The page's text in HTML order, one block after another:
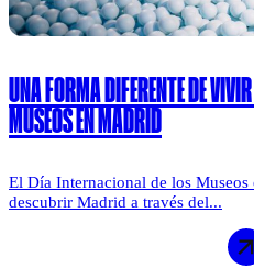
UNA FORMA DIFERENTE DE
MUSEOS EN MADRID
El Día Internacional de los Museos
descubrir Madrid a través del...